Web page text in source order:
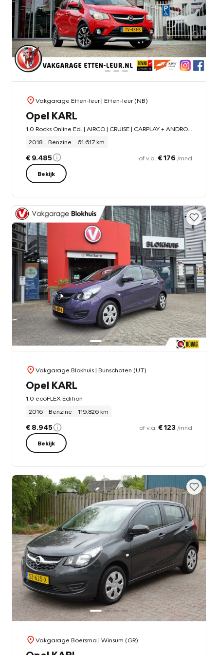
Vakgarage Etten-leur| Etten-leur (NB)
Opel KARL
2018
Benzine 61.617 km
€ 9.485 of v.a. € 176 /mnd
Bekijk
Vakgarage Blokhuis| Bunschoten (UT)
Opel KARL
1.0 ecoFLEX Edition
2016
Benzine 119.826 km
€ 8.945 of v.a. € 123 /mnd
Bekijk
Vakgarage Boersma | Winsum (GR)